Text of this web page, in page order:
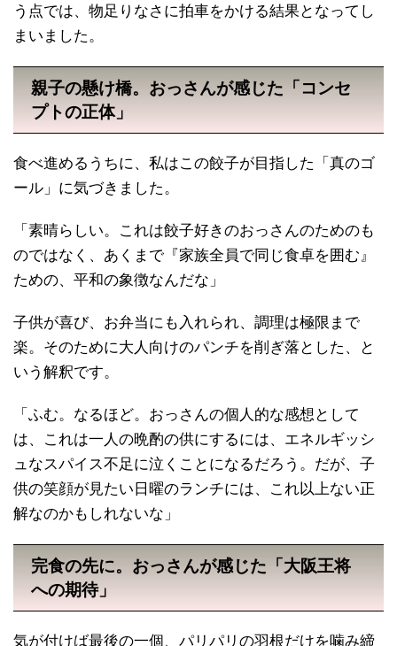
う点では、物足りなさに拍車をかける結果となってし
まいました。
親子の懸け橋。おっさんが感じた「コンセ
プトの正体」
食べ進めるうちに、私はこの餃子が目指した「真のゴ
ール」に気づきました。
「素晴らしい。これは餃子好きのおっさんのためのも
のではなく、あくまで『家族全員で同じ食卓を囲む』
ための、平和の象徴なんだな」
子供が喜び、お弁当にも入れられ、調理は極限まで
楽。そのために大人向けのパンチを削ぎ落とした、と
いう解釈です。
「ふむ。なるほど。おっさんの個人的な感想として
は、これは一人の晩酌の供にするには、エネルギッシ
ュなスパイス不足に泣くことになるだろう。だが、子
供の笑顔が見たい日曜のランチには、これ以上ない正
解なのかもしれないな」
完食の先に。おっさんが感じた「大阪王将
への期待」
気が付けば最後の一個、パリパリの羽根だけを噛み締